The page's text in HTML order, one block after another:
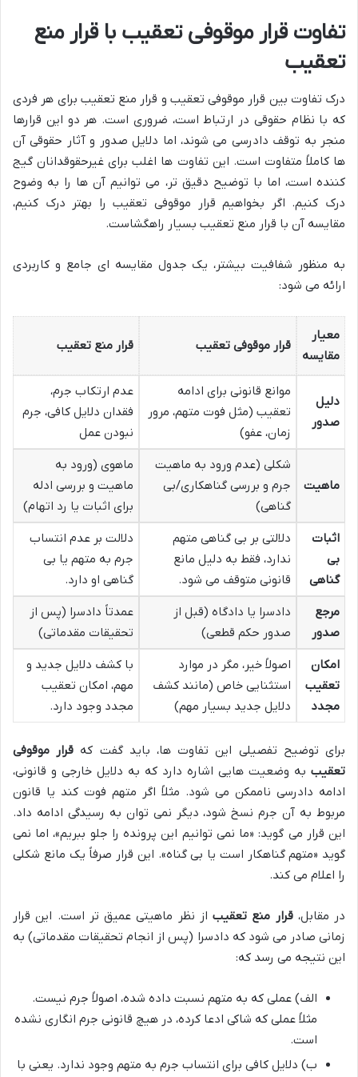
تفاوت قرار موقوفی تعقیب با قرار منع
تعقیب
درک تفاوت بین قرار موقوفی تعقیب و قرار منع تعقیب برای هر فردی
که با نظام حقوقی در ارتباط است، ضروری است. هر دو این قرارها
منجر به توقف دادرسی می شوند، اما دلایل صدور و آثار حقوقی آن
ها کاملاً متفاوت است. این تفاوت ها اغلب برای غیرحقوقدانان گیج
کننده است، اما با توضیح دقیق تر، می توانیم آن ها را به وضوح
درک کنیم. اگر بخواهیم قرار موقوفی تعقیب را بهتر درک کنیم،
مقایسه آن با قرار منع تعقیب بسیار راهگشاست.
به منظور شفافیت بیشتر، یک جدول مقایسه ای جامع و کاربردی
ارائه می شود:
معیار
مقایسه
قرار موقوفی تعقیب قرار منع تعقیب
دلیل
صدور
موانع قانونی برای ادامه
تعقیب (مثل فوت متهم، مرور
زمان، عفو)
عدم ارتکاب جرم،
فقدان دلایل کافی، جرم
نبودن عمل
ماهیت
شکلی (عدم ورود به ماهیت
جرم و بررسی گناهکاری/بی
گناهی)
ماهوی (ورود به
ماهیت و بررسی ادله
برای اثبات یا رد اتهام)
اثبات
بی
گناهی
دلالتی بر بی گناهی متهم
ندارد، فقط به دلیل مانع
قانونی متوقف می شود.
دلالت بر عدم انتساب
جرم به متهم یا بی
گناهی او دارد.
مرجع
صدور
دادسرا یا دادگاه (قبل از
صدور حکم قطعی)
عمدتاً دادسرا (پس از
تحقیقات مقدماتی)
امکان
تعقیب
مجدد
اصولاً خیر، مگر در موارد
استثنایی خاص (مانند کشف
دلایل جدید بسیار مهم)
با کشف دلایل جدید و
مهم، امکان تعقیب
مجدد وجود دارد.
برای توضیح تفصیلی این تفاوت ها، باید گفت که قرار موقوفی
تعقیب به وضعیت هایی اشاره دارد که به دلایل خارجی و قانونی،
ادامه دادرسی ناممکن می شود. مثلاً اگر متهم فوت کند یا قانون
مربوط به آن جرم نسخ شود، دیگر نمی توان به رسیدگی ادامه داد.
این قرار می گوید: «ما نمی توانیم این پرونده را جلو ببریم»، اما نمی
گوید «متهم گناهکار است یا بی گناه». این قرار صرفاً یک مانع شکلی
را اعلام می کند.
در مقابل،قرار منع تعقیب از نظر ماهیتی عمیق تر است. این قرار
زمانی صادر می شود که دادسرا (پس از انجام تحقیقات مقدماتی) به
این نتیجه می رسد که:
الف) عملی که به متهم نسبت داده شده، اصولاً جرم نیست.
مثلاً عملی که شاکی ادعا کرده، در هیچ قانونی جرم انگاری نشده
است.
ب) دلایل کافی برای انتساب جرم به متهم وجود ندارد. یعنی با